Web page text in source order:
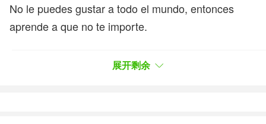
No le puedes gustar a todo el mundo, entonces
aprende a que no te importe.
Al mal tiempo, buena cara.
展开剩余